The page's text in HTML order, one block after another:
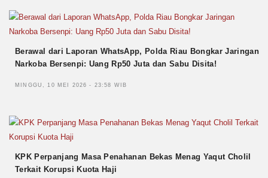
Berawal dari Laporan WhatsApp, Polda Riau Bongkar Jaringan
Narkoba Bersenpi: Uang Rp50 Juta dan Sabu Disita!
MINGGU, 10 MEI 2026 - 23:58 WIB
KPK Perpanjang Masa Penahanan Bekas Menag Yaqut Cholil
Terkait Korupsi Kuota Haji